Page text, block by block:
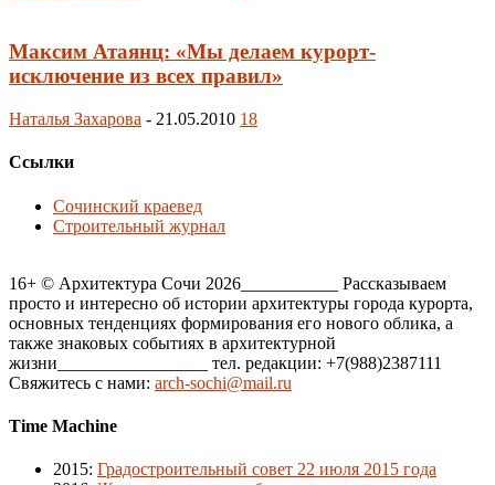
Максим Атаянц: «Мы делаем курорт-
исключение из всех правил»
Наталья Захарова - 21.05.2010 18
Ссылки
Сочинский краевед
Строительный журнал
16+ © Архитектура Сочи 2026___________ Рассказываем
просто и интересно об истории архитектуры города курорта,
основных тенденциях формирования его нового облика, а
также знаковых событиях в архитектурной
жизни_________________ тел. редакции: +7(988)2387111
Свяжитесь с нами: arch-sochi@mail.ru
Time Machine
2015: Градостроительный совет 22 июля 2015 года